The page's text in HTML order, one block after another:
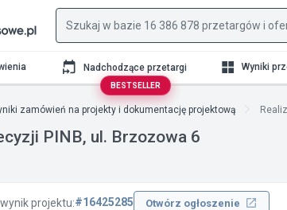
Nadchodzące przetargi
BESTSELLER
Wyniki
zamówień na projekty i dokumentację projektową
PINB, ul. Brzozowa 6
projektu:#16425285 Otwórz ogłoszenie